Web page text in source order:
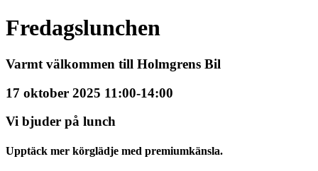
Fredagslunchen
Varmt välkommen till Holmgrens Bil
17 oktober 2025 11:00-14:00
Vi bjuder på lunch
Upptäck mer körglädje med premiumkänsla.